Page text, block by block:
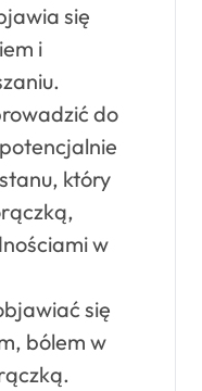
się
i
do
który
w
się
bólem w